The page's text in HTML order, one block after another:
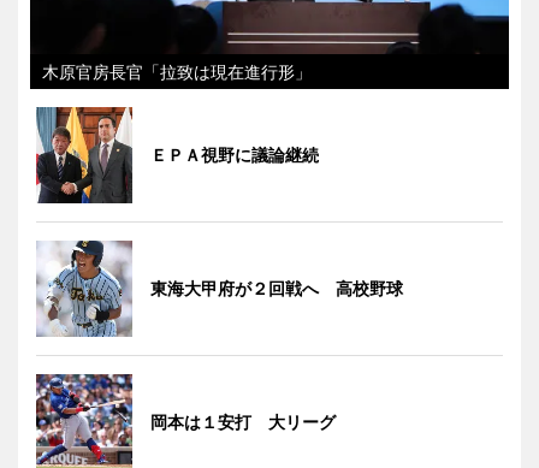
木原官房長官「拉致は現在進行形」
ＥＰＡ視野に議論継続
東海大甲府が２回戦へ 高校野球
岡本は１安打 大リーグ